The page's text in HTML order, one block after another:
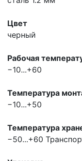
Цвет
черный
Рабочая
−10...+60
Температура
−10...+50
Температура
−50...+60